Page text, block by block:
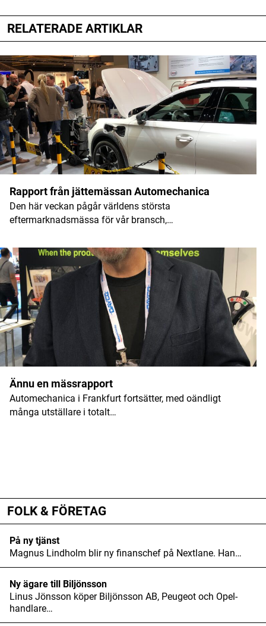
Din e-postadress kommer inte publiceras.
Obligatoriska fält är märkta*
Kommentar*
Namn*
E-postadress*
RELATERADE ARTIKLAR
Rapport från jättemässan Automechanica
Den här veckan pågår världens största
eftermarknadsmässa för vår bransch,…
Ännu en mässrapport
Automechanica i Frankfurt fortsätter, med oändligt
många utställare i totalt…
FOLK & FÖRETAG
På ny tjänst
Magnus Lindholm blir ny finanschef på Nextlane. Han…
Ny ägare till Biljönsson
Linus Jönsson köper Biljönsson AB, Peugeot och Opel-
handlare…